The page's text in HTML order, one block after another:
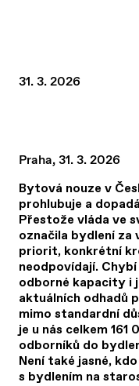
31. 3. 2026
Praha, 31. 3. 2026
Bytová nouze v
prohlubuje a
Přestože vláda ve
označila bydlení za
priorit, konkrétní
neodpovídají.
odborné kapacity i
aktuálních odhadů
mimo standardní
je u nás celkem
odborníků do
Není také jasné,
s bydlením na